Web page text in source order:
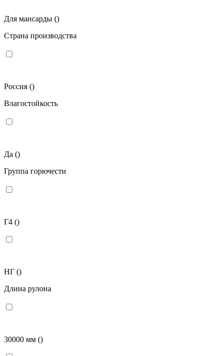
Для мансарды ()
Страна производства
Россия ()
Влагостойкость
Да ()
Группа горючести
Г4 ()
НГ ()
Длина рулона
30000 мм ()